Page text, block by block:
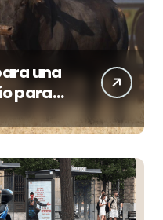
una
para
Puerto